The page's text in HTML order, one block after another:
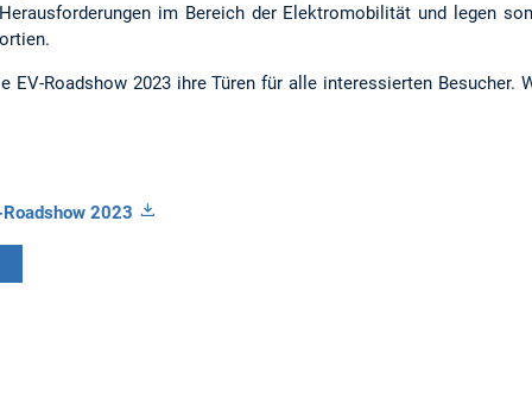
im Bereich der Elektromobilität und legen
EV-Roadshow 2023 ihre Türen für alle interessierten Besucher.
2023